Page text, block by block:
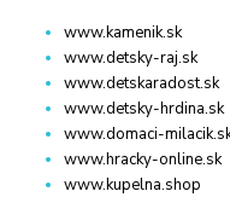
www.kamenik.sk
www.detsky-raj.sk
www.detskaradost.sk
www.detsky-hrdina.sk
www.domaci-
www.hracky-online.sk
www.kupelna.shop